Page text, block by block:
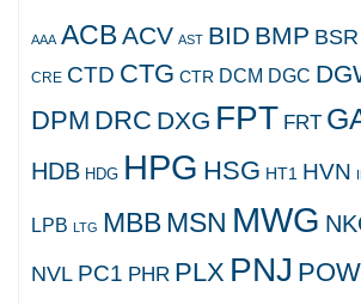
AAA ACBACV AST BID BMP BSR
CRE CTD CTG CTR DCM DGC
DPM DRC DXG FPT FRT
HDB HDG HPG HSG HT1 HVN
LPB LTG MBBMSN MWG
NVL PC1 PHR PLX PNJ POW